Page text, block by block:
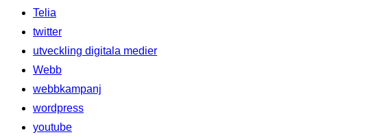
Telia
twitter
utveckling digitala medier
Webb
webbkampanj
wordpress
youtube